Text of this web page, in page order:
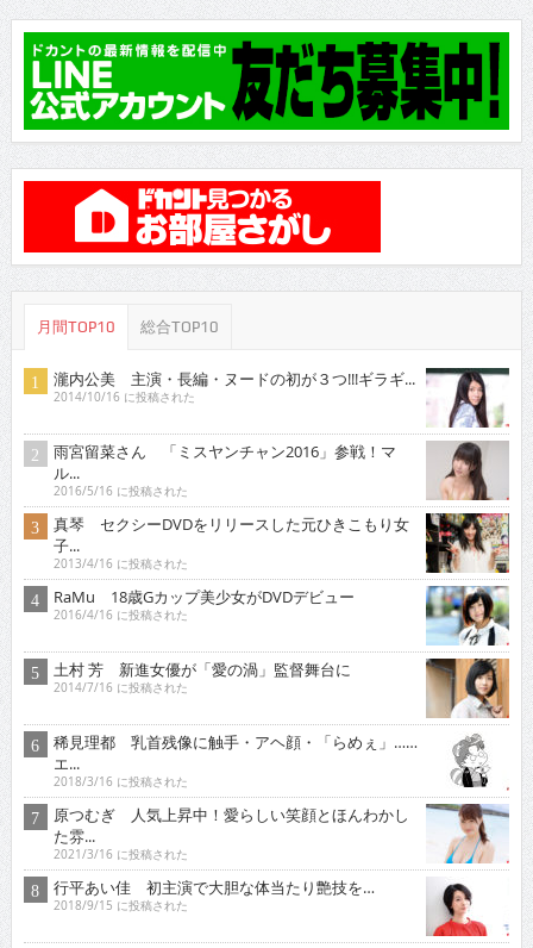
月間TOP10 総合TOP10
瀧内公美 主演・長編・ヌードの初が３つ!!!ギラギ...
2014/10/16 に投稿された
雨宮留菜さん 「ミスヤンチャン2016」参戦！マ
ル...
2016/5/16 に投稿された
真琴 セクシーDVDをリリースした元ひきこもり女
子...
2013/4/16 に投稿された
RaMu 18歳Gカップ美少女がDVDデビュー
2016/4/16 に投稿された
土村 芳 新進女優が「愛の渦」監督舞台に
2014/7/16 に投稿された
稀見理都 乳首残像に触手・アヘ顔・「らめぇ」……
エ...
2018/3/16 に投稿された
原つむぎ 人気上昇中！愛らしい笑顔とほんわかし
た雰...
2021/3/16 に投稿された
行平あい佳 初主演で大胆な体当たり艶技を…
2018/9/15 に投稿された